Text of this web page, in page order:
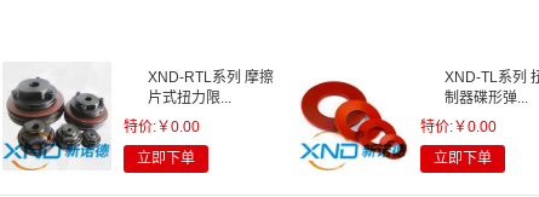
XND-RTL系列 摩擦
片式扭力限...
特价:￥0.00
立即下单
XND-TL系列
制器碟形弹...
特价:￥0.00
立即下单